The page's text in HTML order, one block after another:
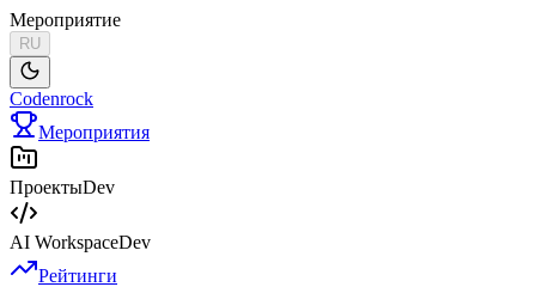
Мероприятие
RU
Codenrock
Мероприятия
ПроектыDev
AI WorkspaceDev
Рейтинги